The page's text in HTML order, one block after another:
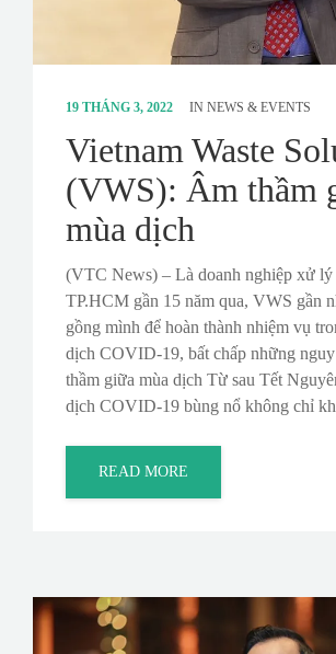
19 THÁNG 3, 2022 IN NEWS & EVENTS
Vietnam Waste
(VWS): Âm thầm
mùa dịch
(VTC News) – Là doanh nghiệp xử lý
TP.HCM gần 15 năm qua, VWS gần
gồng mình để hoàn thành nhiệm vụ
dịch COVID-19, bất chấp những
thầm giữa mùa dịch Từ sau Tết
dịch COVID-19 bùng nổ không chỉ
READ MORE